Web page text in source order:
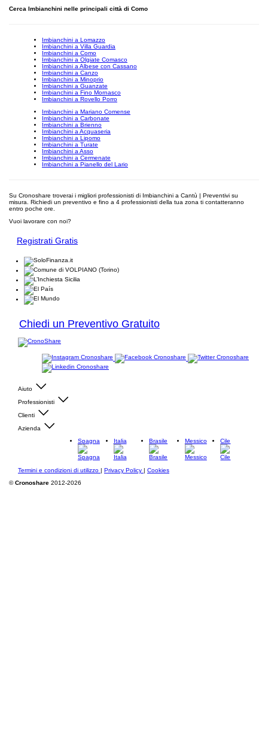
Cerca Imbianchini nelle principali città di Como
Imbianchini a Lomazzo
Imbianchini a Villa Guardia
Imbianchini a Como
Imbianchini a Olgiate Comasco
Imbianchini a Albese con Cassano
Imbianchini a Canzo
Imbianchini a Minoprio
Imbianchini a Guanzate
Imbianchini a Fino Mornasco
Imbianchini a Rovello Porro
Imbianchini a Mariano Comense
Imbianchini a Carbonate
Imbianchini a Brienno
Imbianchini a Acquaseria
Imbianchini a Lipomo
Imbianchini a Turate
Imbianchini a Asso
Imbianchini a Cermenate
Imbianchini a Pianello del Lario
Su Cronoshare troverai i migliori professionisti di Imbianchini a Cantù | Preventivi su
misura. Richiedi un preventivo e fino a 4 professionisti della tua zona ti contatteranno
entro poche ore.
Vuoi lavorare con noi?
Registrati Gratis
Chiedi un Preventivo Gratuito
Aiuto
Professionisti
Clienti
Azienda
Spagna
Italia Brasile Messico Cile
Termini e condizioni di utilizzo | Privacy Policy | Cookies
©Cronoshare 2012-2026